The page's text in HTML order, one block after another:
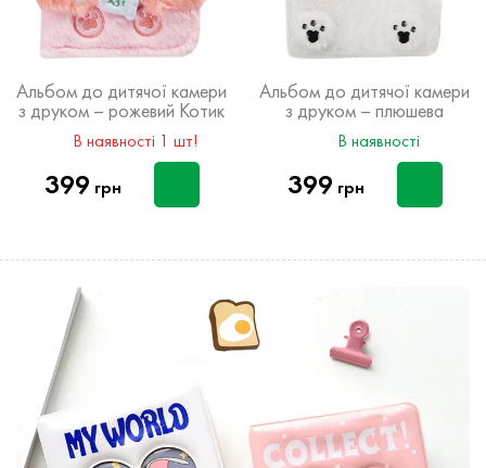
Альбом до дитячої камери
з друком – рожевий Котик
В наявності 1 шт!
399 грн
Альбом до дитячої камери
з друком – плюшева
Собачка
В наявності
399 грн